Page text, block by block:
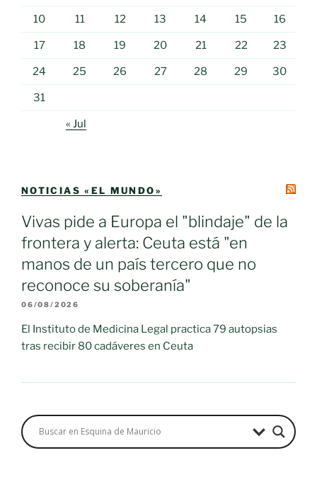
10 11 12 13 14 15 16
17 18 19 20 21 22 23
24 25 26 27 28 29 30
31
« Jul
NOTICIAS «EL MUNDO»
Vivas pide a Europa el "blindaje" de la
frontera y alerta: Ceuta está "en
manos de un país tercero que no
reconoce su soberanía"
06/08/2026
El Instituto de Medicina Legal practica 79 autopsias
tras recibir 80 cadáveres en Ceuta